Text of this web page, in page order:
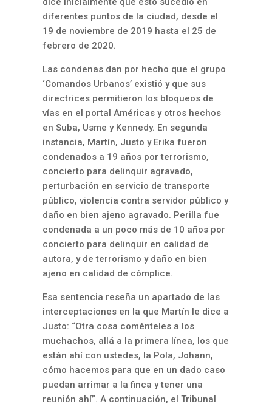
diferentes puntos de la ciudad, desde el
19 de noviembre de 2019 hasta el 25 de
febrero de 2020.
Las condenas dan por hecho que el grupo
‘Comandos Urbanos’ existió y que sus
directrices permitieron los bloqueos de
vías en el portal Américas y otros hechos
en Suba, Usme y Kennedy. En segunda
instancia, Martín, Justo y Erika fueron
condenados a 19 años por terrorismo,
concierto para delinquir agravado,
perturbación en servicio de transporte
público, violencia contra servidor público y
daño en bien ajeno agravado. Perilla fue
condenada a un poco más de 10 años por
concierto para delinquir en calidad de
autora, y de terrorismo y daño en bien
ajeno en calidad de cómplice.
Esa sentencia reseña un apartado de las
interceptaciones en la que Martín le dice a
Justo: “Otra cosa coménteles a los
muchachos, allá a la primera línea, los que
están ahí con ustedes, la Pola, Johann,
cómo hacemos para que en un dado caso
puedan arrimar a la finca y tener una
reunión ahí”. A continuación, el Tribunal